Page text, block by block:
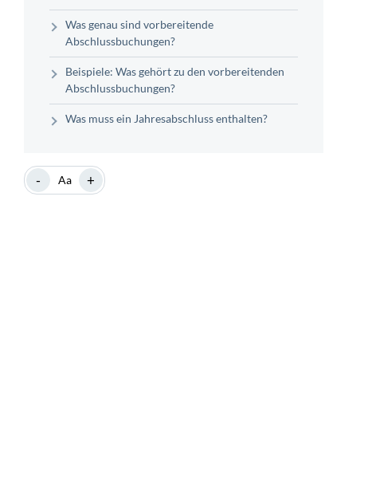
Was genau sind vorbereitende
Abschlussbuchungen?
Beispiele: Was gehört zu den vorbereitenden
Abschlussbuchungen?
Was muss ein Jahresabschluss enthalten?
- Aa +